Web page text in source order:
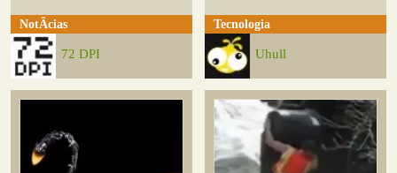
NotÃ­cias
72 DPI
Tecnologia
Uhull